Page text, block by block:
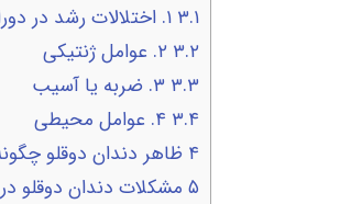
۳.۱ ۱. اختلالات رشد در دوران بارداری
۳.۲ ۲. عوامل ژنتیکی
۳.۳ ۳. ضربه یا آسیب
۳.۴
۴ ظاهر دندان دوقلو
۵ مشکلات دندان دوقلو